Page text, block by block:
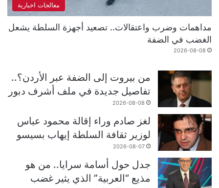
معالجات اخبارية
مداهمات وضرب واعتقالات.. تصعيد أجهزة السلطة يشعل
الغضب في الضفة
2026-08-08
من بيروت إلى الضفة عبر الأردن؟..
تفاصيل جديدة في ملف أشرف دبور
2026-08-08
لغز صادم وراء إقالة محمود عباس
لوزير ثقافة السلطة إيهاب بسيسو
2026-08-07
جدل حول أسامة سرايا.. من هو
مذيع “العربية” الذي يثير غضب